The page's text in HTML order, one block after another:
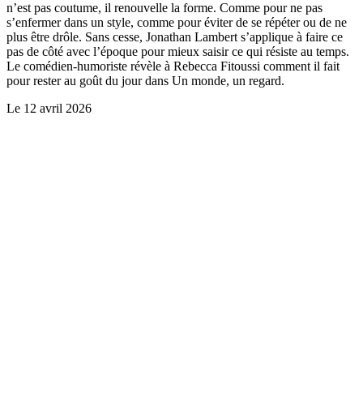
n’est pas coutume, il renouvelle la forme. Comme pour ne pas
s’enfermer dans un style, comme pour éviter de se répéter ou de ne
plus être drôle. Sans cesse, Jonathan Lambert s’applique à faire ce
pas de côté avec l’époque pour mieux saisir ce qui résiste au temps.
Le comédien-humoriste révèle à Rebecca Fitoussi comment il fait
pour rester au goût du jour dans Un monde, un regard.
Le 12 avril 2026